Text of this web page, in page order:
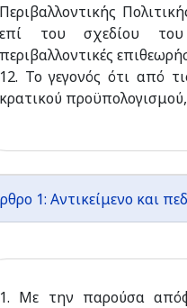
Περιβαλλοντικής
επί του σχεδίου του
περιβαλλοντικές
12. Το γεγονός ότι από
κρατικού
1: Αντικείμενο και
1. Με την παρούσα